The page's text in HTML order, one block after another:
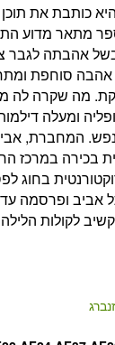
כותבת את
מתאר מדוע
אהבתה לגבר
אהבה סוחפת
מה שקרה לה
ומעלה
המחברת,
בכירה במרכז
בחוג
אביב ופרסמה עד
לקולות